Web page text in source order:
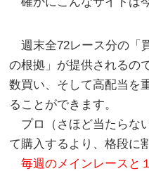
週末全72レース分の「
の根拠」が提供されるの
数買い、そして高配当を
ることができます。
プロ（さほど当たらな
て購入するより、格段に
毎週のメインレースと